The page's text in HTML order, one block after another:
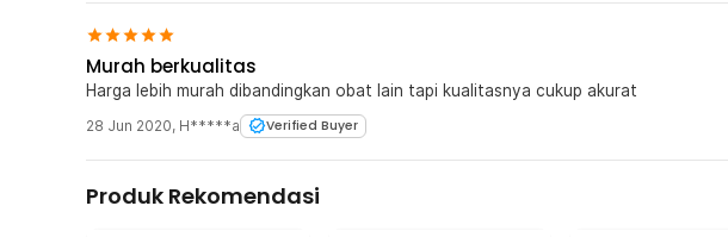
Murah berkualitas
Harga lebih murah dibandingkan obat lain tapi kualitasnya cukup akurat
28 Jun 2020, H*****a Verified Buyer
Produk Rekomendasi